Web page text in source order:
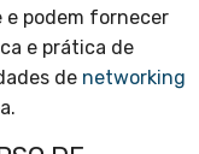
e podem fornecer
e prática de
de networking